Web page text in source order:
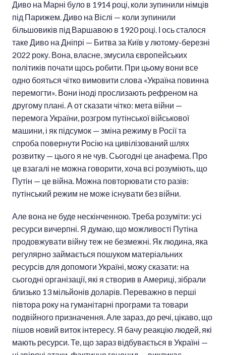
Диво на Марні було в 1914 році, коли зупинили німців
під Парижем. Диво на Віслі — коли зупинили
більшовиків під Варшавою в 1920 році. І ось сталося
таке Диво на Дніпрі — Битва за Київ у лютому-березні
2022 року. Вона, власне, змусила європейських
політиків почати щось робити. При цьому вони все
одно бояться чітко вимовити слова «Україна повинна
перемогти». Вони іноді прослизають рефреном на
другому плані. А от сказати чітко: мета війни —
перемога України, розгром путінської військової
машини, і як підсумок — зміна режиму в Росії та
спроба повернути Росію на цивілізований шлях
розвитку — цього я не чув. Сьогодні це анафема. Про
це взагалі не можна говорити, хоча всі розуміють, що
Путін — це війна. Можна повторювати сто разів:
путінський режим не може існувати без війни.
Але вона не буде нескінченною. Треба розуміти: усі
ресурси вичерпні. Я думаю, що можливості Путіна
продовжувати війну теж не безмежні. Як людина, яка
регулярно займається пошуком матеріальних
ресурсів для допомоги Україні, можу сказати: на
сьогодні організації, які я створив в Америці, зібрали
близько 13 мільйонів доларів. Переважно в перші
півтора року на гуманітарні програми та товари
подвійного призначення. Але зараз, до речі, цікаво, що
пішов новий виток інтересу. Я бачу реакцію людей, які
мають ресурси. Те, що зараз відбувається в Україні —